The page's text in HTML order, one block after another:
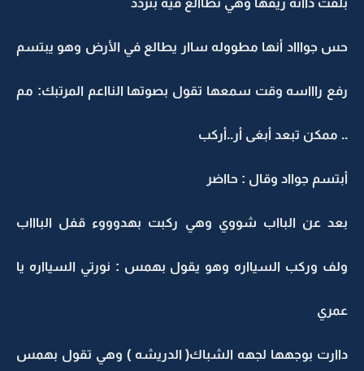
بلقت داانه ريقها وهي تطاالع فيه بتردد
حس جواااد أنها مطووله ساار يطالع في الأرض وهو يبتسم
رفع راااسه وقت سمعها تقول بصوتها النااعم المرتبك: مم
.. ممكن تبعد أبغى أر..أركب
أبتسم جوااد وقال : حااضر
بعد عن البااب شووي وهي ركبت بهدوووء قفل الباااب
ولف وركب السيااره وهو يقول بهمس : نورتي السيااره يا
عمري
داارت بوجهها لجهه الشباك( الدريشه ) وهي تقول بهمس